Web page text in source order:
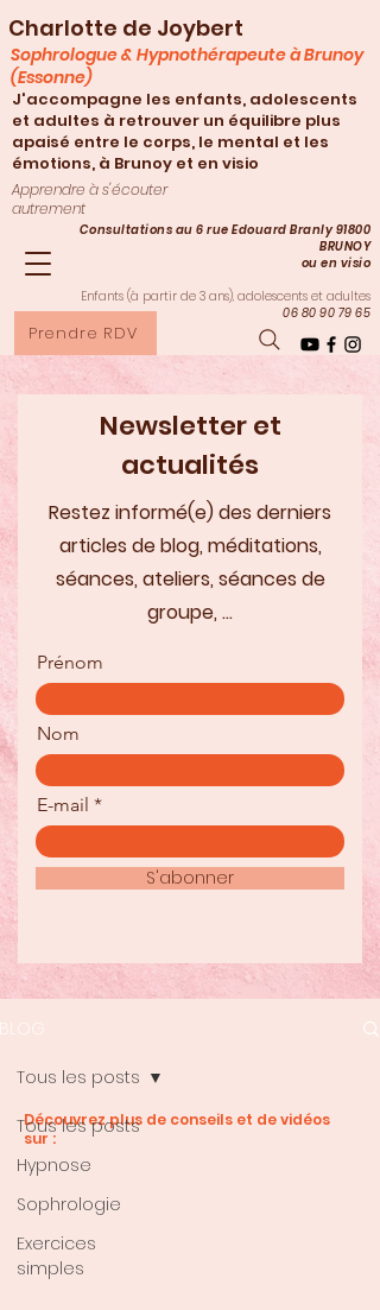
Charlotte de Joybert
Consultations au 6 rue Edouard Branly 91800
BRUNOY
ou en visio
Enfants (à partir de 3 ans), adolescents et adultes
06 80 90 79 65
Apprendre à s'écouter
autrement
Prendre RDV
Sophrologue & Hypnothérapeute à Brunoy
(Essonne)
J'accompagne les enfants, adolescents
et adultes à retrouver un équilibre plus
apaisé entre le corps, le mental et les
émotions, à Brunoy et en visio
Newsletter et
actualités
Restez informé(e) des derniers
articles de blog, méditations,
séances, ateliers, séances de
groupe, ...
Prénom
Nom
E-mail
S'abonner
BLOG
Tous les posts
Hypnose
Sophrologie
Exercices
simples
Tous les posts
Découvrez plus de conseils et de vidéos
sur :